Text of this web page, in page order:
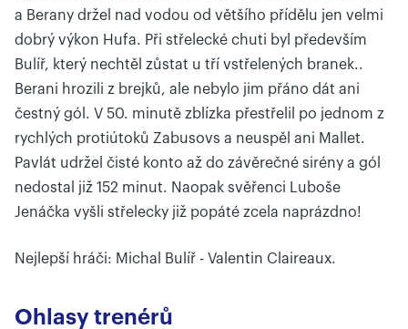
a Berany držel nad vodou od většího přídělu jen velmi
dobrý výkon Hufa. Při střelecké chuti byl především
Bulíř, který nechtěl zůstat u tří vstřelených branek..
Berani hrozili z brejků, ale nebylo jim přáno dát ani
čestný gól. V 50. minutě zblízka přestřelil po jednom z
rychlých protiútoků Zabusovs a neuspěl ani Mallet.
Pavlát udržel čisté konto až do závěrečné sirény a gól
nedostal již 152 minut. Naopak svěřenci Luboše
Jenáčka vyšli střelecky již popáté zcela naprázdno!
Nejlepší hráči: Michal Bulíř - Valentin Claireaux.
Ohlasy trenérů